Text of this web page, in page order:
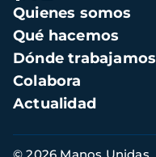
Navegación
principal
Quienes somos
Qué hacemos
Dónde trabajamos
Colabora
Actualidad
Información
© 2026 Manos Unidas